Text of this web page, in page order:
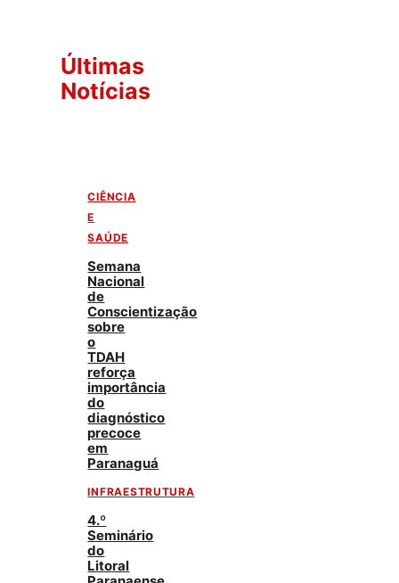
Últimas
Notícias
CIÊNCIA
E
SAÚDE
Semana
Nacional
de
Conscientização
sobre
o
TDAH
reforça
importância
do
diagnóstico
precoce
em
Paranaguá
INFRAESTRUTURA
4.º
Seminário
do
Litoral